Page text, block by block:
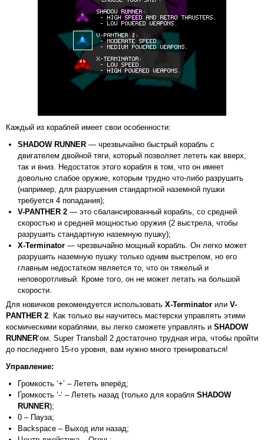
Каждый из кораблей имеет свои особенности:
SHADOW RUNNER — чрезвычайно быстрый корабль с
двигателем двойной тяги, который позволяет лететь как вверх,
так и вниз. Недостаток этого корабля в том, что он имеет
довольно слабое оружие, которым трудно что-либо разрушить
(например, для разрушения стандартной наземной пушки
требуется 4 попадания);
V-PANTHER 2 — это сбалансированный корабль, со средней
скоростью и средней мощностью оружия (2 выстрела, чтобы
разрушить стандартную наземную пушку);
X-Terminator — чрезвычайно мощный корабль. Он легко может
разрушить наземную пушку только одним выстрелом, но его
главным недостатком является то, что он тяжелый и
неповоротливый. Кроме того, он не может летать на большой
скорости.
Для новичков рекомендуется использовать X-Terminator или V-
PANTHER 2. Как только вы научитесь мастерски управлять этими
космическими кораблями, вы легко сможете управлять и SHADOW
RUNNER‘ом. Super Transball 2 достаточно трудная игра, чтобы пройти
до последнего 15-го уровня, вам нужно много тренироваться!
Управление:
Громкость ‘+’ – Лететь вперёд;
Громкость ‘-‘ – Лететь назад (только для корабля SHADOW
RUNNER);
0 – Пауза;
Backspace – Выход или назад;